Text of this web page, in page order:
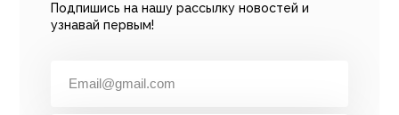
Подпишись на нашу рассылку новостей и
узнавай первым!